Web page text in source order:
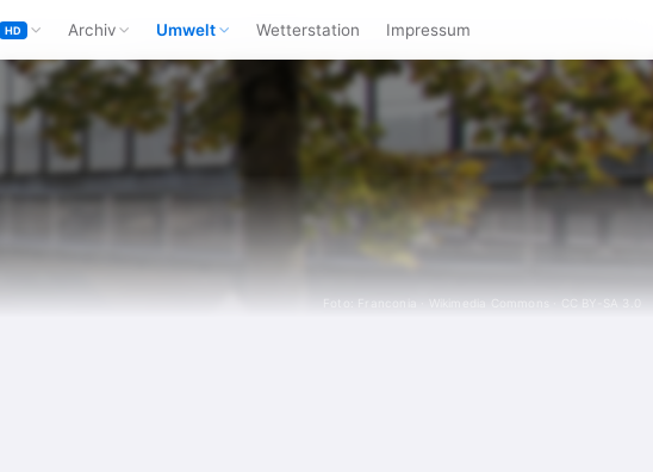
HD Archiv Umwelt Wetterstation Impressum
Foto: Franconia · Wikimedia Commons CC BY-SA 3.0